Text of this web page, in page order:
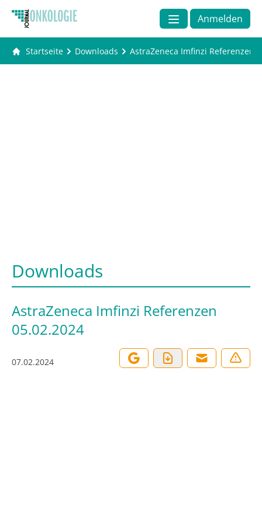
Anmelden
Startseite Downloads AstraZeneca Imfinzi Referenzen
Downloads
AstraZeneca Imfinzi Referenzen
05.02.2024
07.02.2024